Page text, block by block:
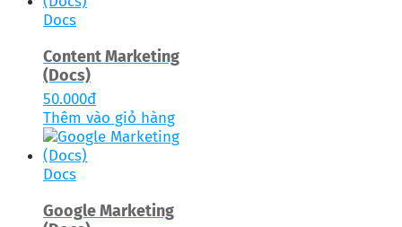
Docs
Content Marketing
(Docs)
50.000đ
Thêm vào giỏ hàng
Docs
Google Marketing